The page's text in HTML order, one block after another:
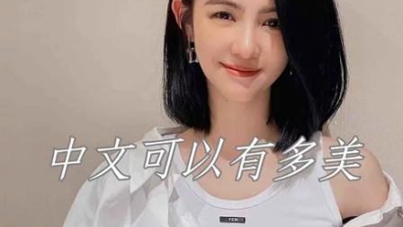
3C家電 運動休閒 親子玩具
男裝 化妝保養 情趣用品
日本購物 電子/紙本書
HOT